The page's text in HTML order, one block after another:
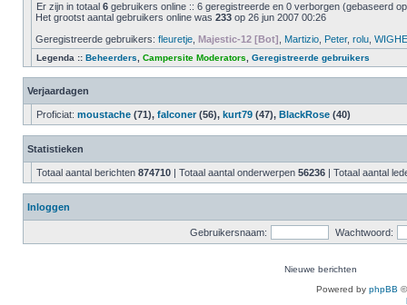
Er zijn in totaal 6 gebruikers online :: 6 geregistreerde en 0 verborgen (gebaseerd
Het grootst aantal gebruikers online was 233 op 26 jun 2007 00:26
Geregistreerde gebruikers: fleuretje Majestic-12 [Bot] Martizio Peter, rolu
Legenda :: Beheerders Campersite Moderators Geregistreerde gebruikers
Verjaardagen
Proficiat: moustache (71), falconer(56), kurt79 (47), BlackRose (40)
Statistieken
Totaal aantal berichten 874710 | Totaal aantal onderwerpen 56236 | Totaal aantal
Inloggen
Gebruikersnaam: Wachtwoord:
Nieuwe berichten
Powered by phpBB